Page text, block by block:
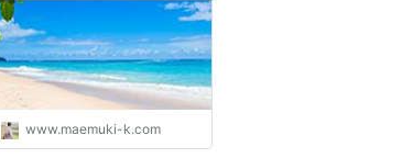
www.maemuki-k.com